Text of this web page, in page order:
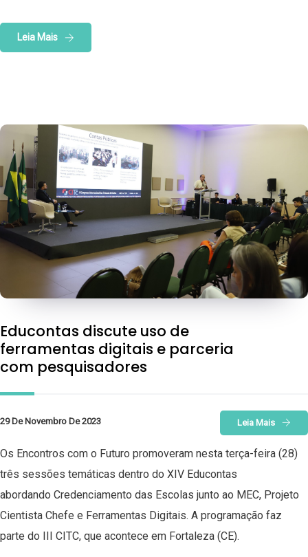
Leia Mais
Educontas discute uso de
ferramentas digitais e parceria
com pesquisadores
29 De Novembro De 2023 Leia Mais
Os Encontros com o Futuro promoveram nesta terça-feira (28)
três sessões temáticas dentro do XIV Educontas
abordando Credenciamento das Escolas junto ao MEC, Projeto
Cientista Chefe e Ferramentas Digitais. A programação faz
parte do III CITC, que acontece em Fortaleza (CE).